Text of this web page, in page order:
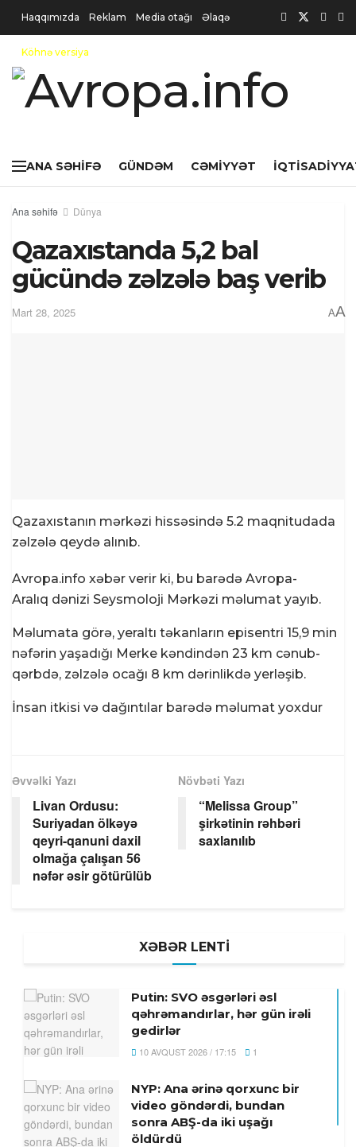
Haqqımızda Reklam Media otağı Əlaqə
Köhnə versiya
ANA SƏHIFƏ GÜNDƏM CƏMIYYƏT
Ana səhifə Dünya
Qazaxıstanda 5,2 bal
gücündə zəlzələ baş verib
Mart 28, 2025 AA
Qazaxıstanın mərkəzi hissəsində 5.2 maqnitudada
zəlzələ qeydə alınıb.
Avropa.info xəbər verir ki, bu barədə Avropa-
Aralıq dənizi Seysmoloji Mərkəzi məlumat yayıb.
Məlumata görə, yeraltı təkanların episentri 15,9 min
nəfərin yaşadığı Merke kəndindən 23 km cənub-
qərbdə, zəlzələ ocağı 8 km dərinlikdə yerləşib.
İnsan itkisi və dağıntılar barədə məlumat yoxdur
Əvvəlki Yazı
Livan Ordusu:
Suriyadan ölkəyə
qeyri-qanuni daxil
olmağa çalışan 56
nəfər əsir götürülüb
Növbəti Yazı
“Melissa Group”
şirkətinin rəhbəri
saxlanılıb
XƏBƏR LENTİ
Putin: SVO əsgərləri əsl
qəhrəmandırlar, hər gün irəli
gedirlər
10 AVQUST 2026 / 17:15 1
NYP: Ana ərinə qorxunc bir
video göndərdi, bundan
sonra ABŞ-da iki uşağı
öldürdü